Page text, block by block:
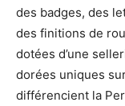
des badges, des
des finitions de
dotées d’une
dorées uniques
différencient la